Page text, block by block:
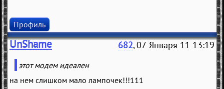
Профиль
UnShame 682, 07 Января 11 13:19
этот модем идеален
на нем слишком мало лампочек!!!111